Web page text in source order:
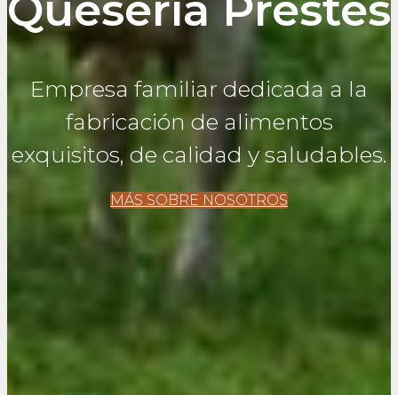
Empresa familiar dedicada a la
fabricación de alimentos
exquisitos, de calidad y saludables.
MÁS SOBRE NOSOTROS